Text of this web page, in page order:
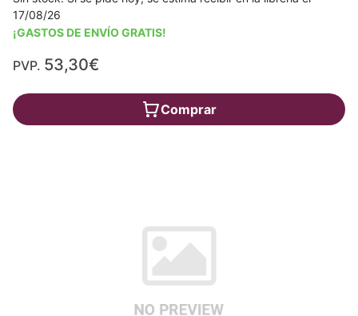
17/08/26
¡GASTOS DE ENVÍO GRATIS!
PVP. 53,30€
Comprar